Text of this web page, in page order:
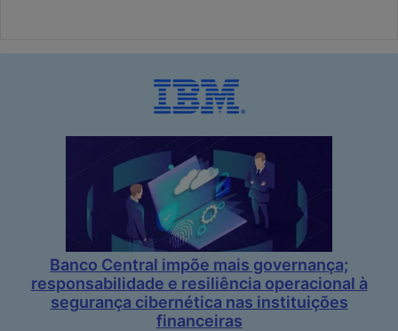
Banco Central impõe mais governança;
responsabilidade e resiliência operacional à
segurança cibernética nas instituições
financeiras